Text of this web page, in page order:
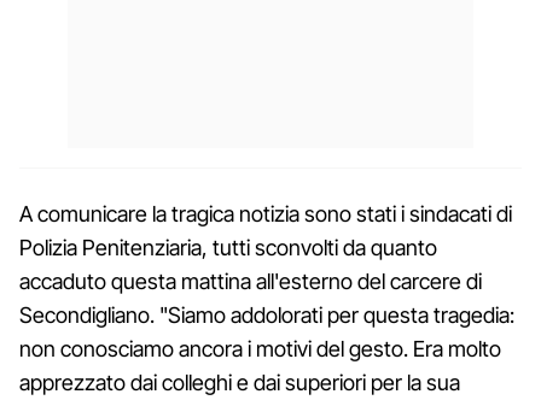
A comunicare la tragica notizia sono stati i sindacati di
Polizia Penitenziaria, tutti sconvolti da quanto
accaduto questa mattina all'esterno del carcere di
Secondigliano. "Siamo addolorati per questa tragedia:
non conosciamo ancora i motivi del gesto. Era molto
apprezzato dai colleghi e dai superiori per la sua